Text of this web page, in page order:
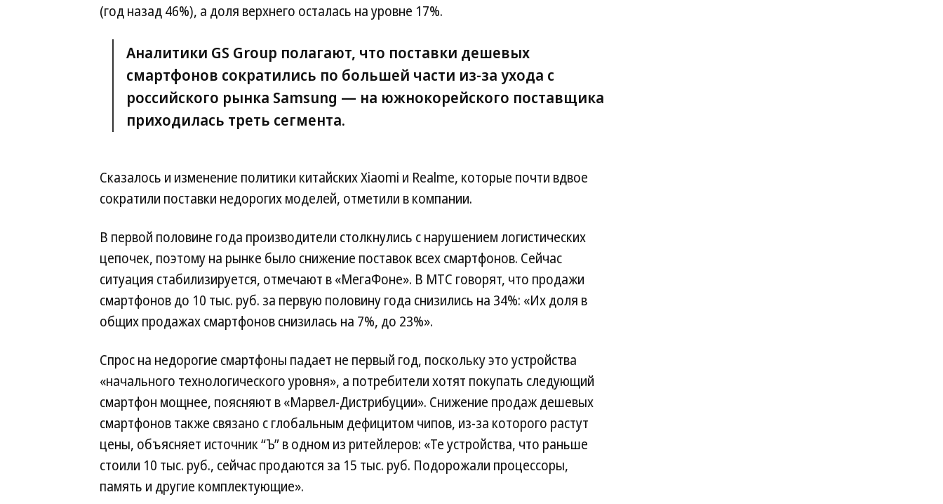
(год назад 46%), а доля верхнего осталась на уровне 17%.
Аналитики GS Group полагают, что поставки дешевых
смартфонов сократились по большей части из-за ухода с
российского рынка Samsung — на южнокорейского поставщика
приходилась треть сегмента.
Сказалось и изменение политики китайских Xiaomi и Realme, которые почти вдвое
сократили поставки недорогих моделей, отметили в компании.
В первой половине года производители столкнулись с нарушением логистических
цепочек, поэтому на рынке было снижение поставок всех смартфонов. Сейчас
ситуация стабилизируется, отмечают в «МегаФоне». В МТС говорят, что продажи
смартфонов до 10 тыс. руб. за первую половину года снизились на 34%: «Их доля в
общих продажах смартфонов снизилась на 7%, до 23%».
Спрос на недорогие смартфоны падает не первый год, поскольку это устройства
«начального технологического уровня», а потребители хотят покупать следующий
смартфон мощнее, поясняют в «Марвел-Дистрибуции». Снижение продаж дешевых
смартфонов также связано с глобальным дефицитом чипов, из-за которого растут
цены, объясняет источник “Ъ” в одном из ритейлеров: «Те устройства, что раньше
стоили 10 тыс. руб., сейчас продаются за 15 тыс. руб. Подорожали процессоры,
память и другие комплектующие».